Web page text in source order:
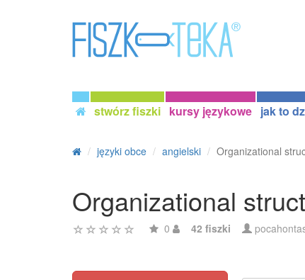
stwórz fiszki kursy językowe jak to
języki obce angielski Organizational
Organizational
0 42 fiszki